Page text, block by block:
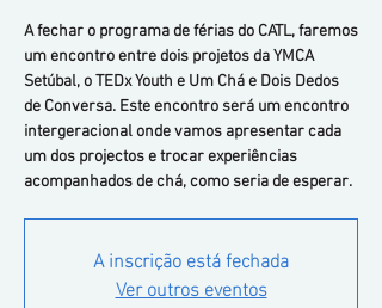
A fechar o programa de férias do CATL, faremos
um encontro entre dois projetos da YMCA
Setúbal, o TEDx Youth e Um Chá e Dois Dedos
de Conversa. Este encontro será um encontro
intergeracional onde vamos apresentar cada
um dos projectos e trocar experiências
acompanhados de chá, como seria de esperar.
A inscrição está fechada
Ver outros eventos